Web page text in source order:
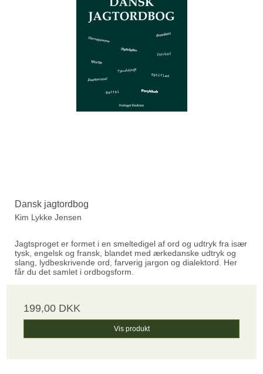
Dansk jagtordbog
Kim Lykke Jensen
Jagtsproget er formet i en smeltedigel af ord og udtryk fra især
tysk, engelsk og fransk, blandet med ærkedanske udtryk og
slang, lydbeskrivende ord, farverig jargon og dialektord. Her
får du det samlet i ordbogsform.
199,00 DKK
Vis produkt